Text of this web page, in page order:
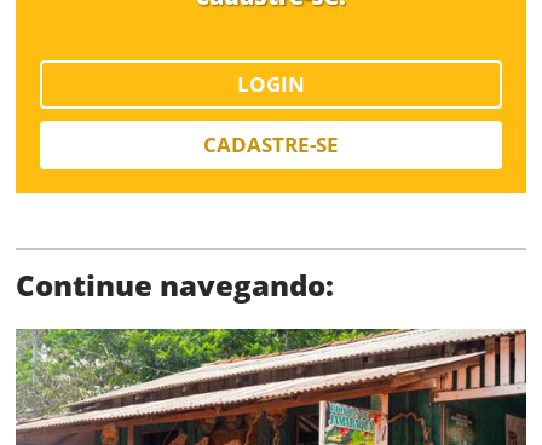
LOGIN
CADASTRE-SE
Continue navegando:
SALVAR